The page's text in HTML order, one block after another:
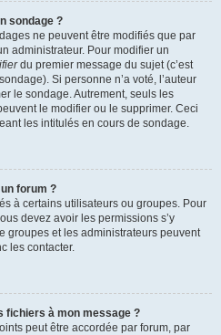
sondage ?
ne peuvent être modifiés que par
administrateur. Pour modifier un
du premier message du sujet (c’est
Si personne n’a voté, l’auteur
le sondage. Autrement, seuls les
le modifier ou le supprimer. Ceci
les intitulés en cours de sondage.
forum ?
à certains utilisateurs ou groupes. Pour
devez avoir les permissions s’y
groupes et les administrateurs peuvent
les contacter.
fichiers à mon message ?
peut être accordée par forum, par